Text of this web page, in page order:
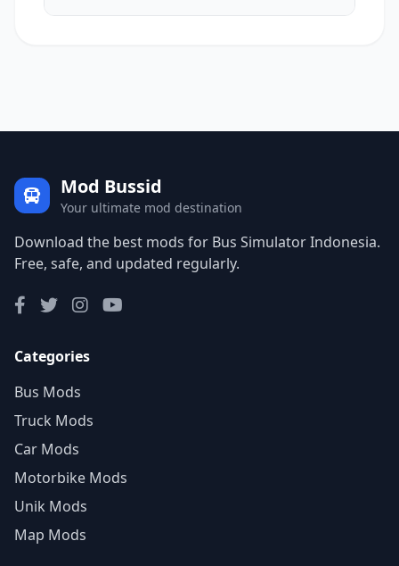
Mod Bussid
Your ultimate mod destination
Download the best mods for Bus Simulator Indonesia.
Free, safe, and updated regularly.
Categories
Bus Mods
Truck Mods
Car Mods
Motorbike Mods
Unik Mods
Map Mods